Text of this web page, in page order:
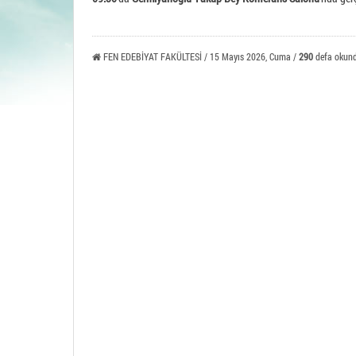
FEN EDEBİYAT FAKÜLTESİ / 15 Mayıs 2026, Cuma /290defa